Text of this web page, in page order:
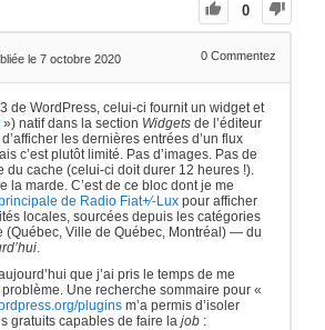
0
le 7 octobre 2020 0 Commentez
de WordPress, celui-ci fournit un widget et
») natif dans la section Widgets de l’éditeur
les dernières entrées d’un flux
c’est plutôt limité. Pas d’images. Pas de
du cache (celui-ci doit durer 12 heures !).
la marde. C’est de ce bloc dont je me
de Radio Fiat+⁄-Lux pour afficher
locales, sourcées depuis les catégories
(Québec, Ville de Québec, Montréal) — du
que j’ai pris le temps de me
Une recherche sommaire pour «
plugins m’a permis d’isoler
gratuits capables de faire la job :